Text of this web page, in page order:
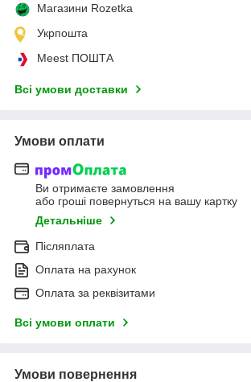
Магазини Rozetka
Укрпошта
Meest ПОШТА
Всі умови доставки
Умови оплати
Ви отримаєте замовлення
або гроші повернуться на вашу картку
Детальніше
Післяплата
Оплата на рахунок
Оплата за реквізитами
Всі умови оплати
Умови повернення